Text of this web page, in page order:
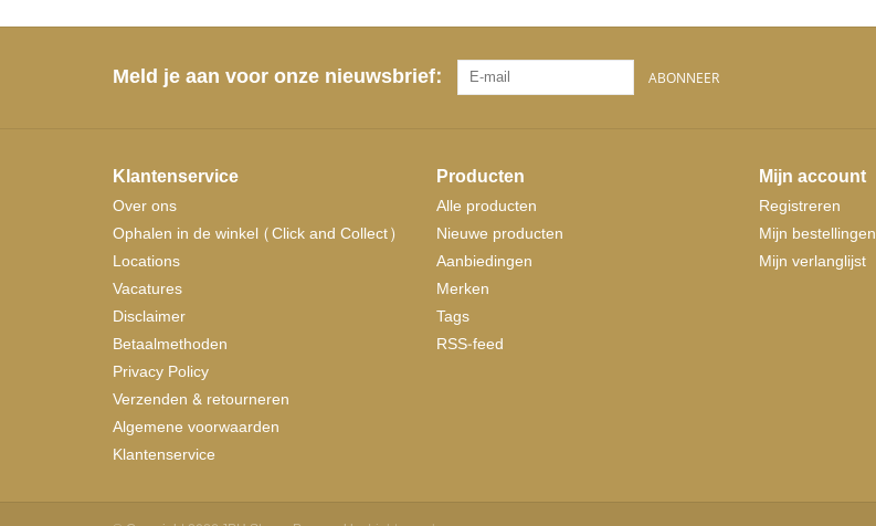
Meld je aan voor onze nieuwsbrief: ABONNEER
Klantenservice
Over ons
Ophalen in de winkel (Click and Collect)
Locations
Vacatures
Disclaimer
Betaalmethoden
Privacy Policy
Verzenden & retourneren
Algemene voorwaarden
Klantenservice
Producten
Alle producten
Nieuwe producten
Aanbiedingen
Merken
Tags
RSS-feed
Mijn account
Registreren
Mijn bestellingen
Mijn verlanglijst